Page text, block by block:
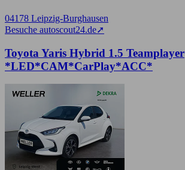
04178 Leipzig-Burghausen
Besuche autoscout24.de➚
Toyota Yaris Hybrid 1.5 Teamplayer
*LED*CAM*CarPlay*ACC*